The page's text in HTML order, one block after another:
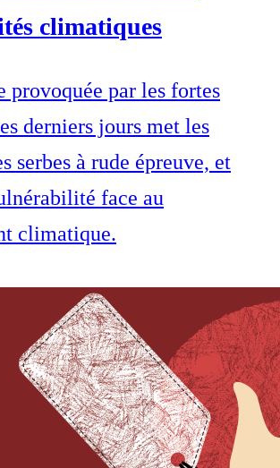
climatiques
provoquée par les fortes
derniers jours met les
serbes à rude épreuve, et
face au
climatique.